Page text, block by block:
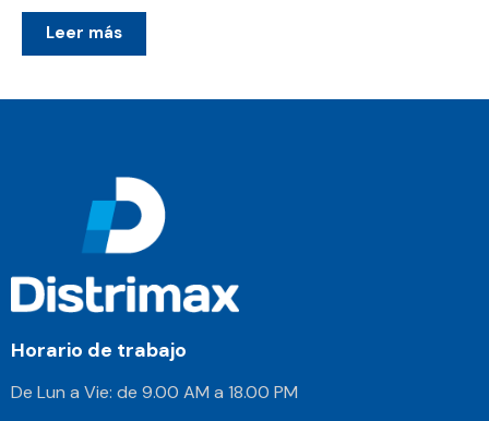
Leer más
Horario de trabajo
De Lun a Vie: de 9.00 AM a 18.00 PM